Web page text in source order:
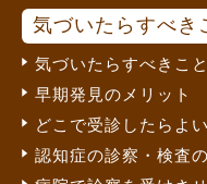
気づいたらすべき
気づいたらすべきこと
早期発見のメリット
どこで受診したらよ
認知症の診察・検査